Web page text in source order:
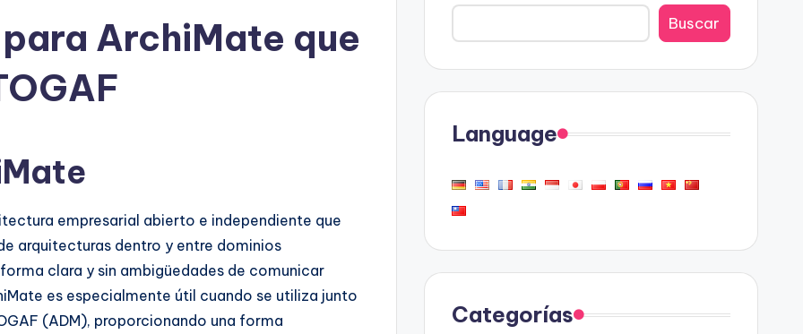
ArchiMate que
empresarial abierto e independiente que
arquitecturas dentro y entre dominios
clara y sin ambigüedades de comunicar
es especialmente útil cuando se utiliza junto
(ADM), proporcionando una forma
Buscar
Language
Categorías